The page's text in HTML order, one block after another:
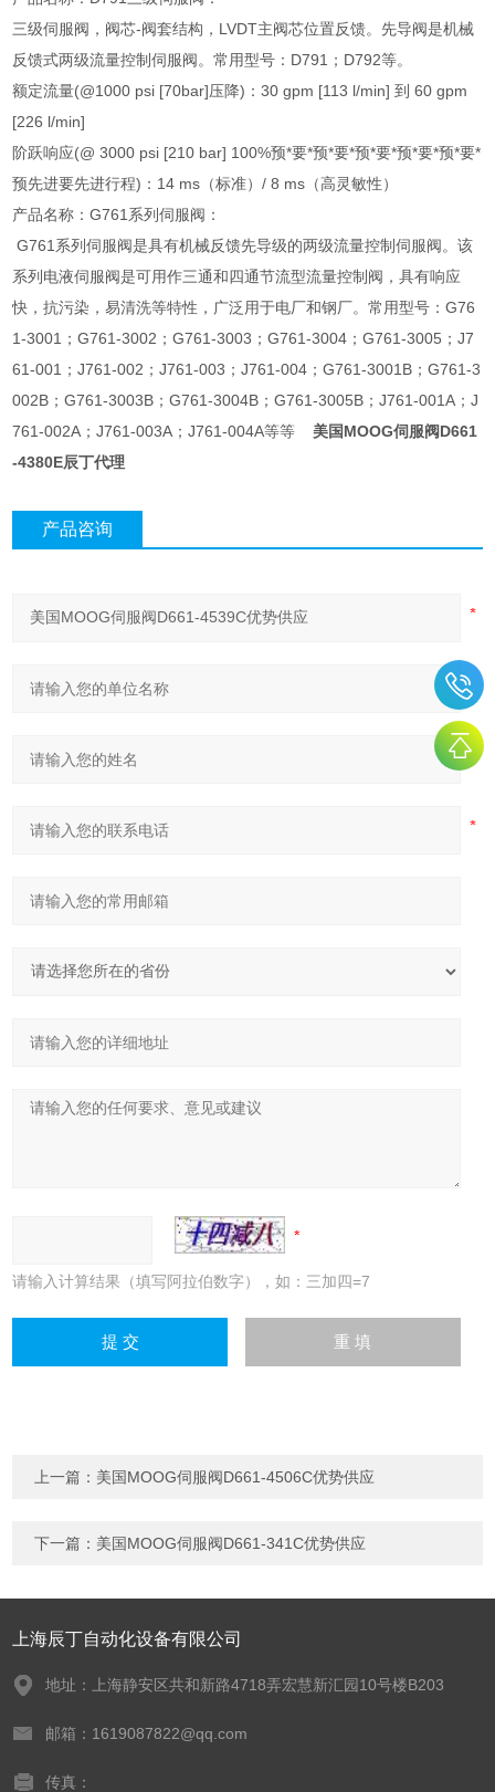
三级伺服阀，阀芯-阀套结构，LVDT主阀芯位置反馈。先导阀是机械
反馈式两级流量控制伺服阀。常用型号：D791；D792等。
额定流量(@1000 psi [70bar]压降)：30 gpm [113 l/min] 到 60 gpm
[226 l/min]
阶跃响应(@ 3000 psi [210 bar] 100%预*要*预*要*预*要*预*要*预*要*
预先进要先进行程)：14 ms（标准）/ 8 ms（高灵敏性）
产品名称：G761系列伺服阀：
G761系列伺服阀是具有机械反馈先导级的两级流量控制伺服阀。该
系列电液伺服阀是可用作三通和四通节流型流量控制阀，具有响应
快，抗污染，易清洗等特性，广泛用于电厂和钢厂。常用型号：G76
1-3001；G761-3002；G761-3003；G761-3004；G761-3005；J7
61-001；J761-002；J761-003；J761-004；G761-3001B；G761-3
002B；G761-3003B；G761-3004B；G761-3005B；J761-001A；J
761-002A；J761-003A；J761-004A等等
美国MOOG伺服阀D661
-4380E辰丁代理
产品咨询
请输入计算结果（填写阿拉伯数字），如：三加四=7
上一篇： 美国MOOG伺服阀D661-4506C优势供应
下一篇： 美国MOOG伺服阀D661-341C优势供应
上海辰丁自动化设备有限公司
地址：上海静安区共和新路4718弄宏慧新汇园10号楼B203
邮箱：1619087822@qq.com
传真：